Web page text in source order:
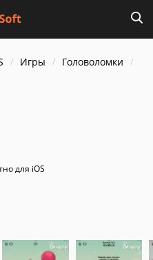
Игры
Головоломки
для iOS